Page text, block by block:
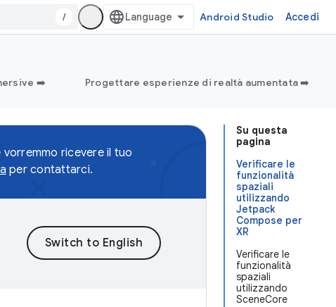
/ Android Studio Accedi
➡️ Progettare esperienze di realtà aumentata ➡️
Su questa
pagina
Verificare le
funzionalità
spaziali
utilizzando
Jetpack
Compose per
XR
Verificare le
funzionalità
spaziali
utilizzando
SceneCore
ricevere il tuo
per contattarci.